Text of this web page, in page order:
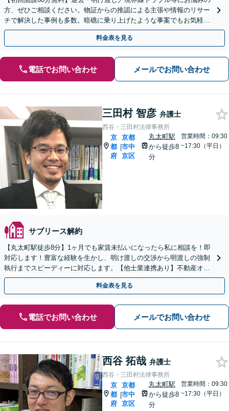
方、ぜひご相談ください。物証からの推認による主張や情報のリサー
チで解決した事例も多数。暗礁に乗り上げたような事案でもお気軽に
ご相談を【丸太町駅5分】【完全個室】【子連れＯＫ】
料金表を見る
電話でお問い合わせ メールでお問い合わせ
三田村 智彦 弁護士
西谷・三田村法律事務所
京
都
府
|
京都
市中
京区
丸太町駅
から徒歩8
分
営業時間：09:30
~17:30（平日）
サブリース解約
【丸太町駅徒歩8分】1ヶ月でも家賃未払いになったら私に相談を！即
対応します！豊富な経験を生かし、明け渡しの交渉から明渡しの強制
執行までスピーディーに対応します。【他士業連携あり】不動産オー
ナー様の力になれるようサポートします！
料金表を見る
電話でお問い合わせ メールでお問い合わせ
西谷 拓哉 弁護士
西谷・三田村法律事務所
京
都
府
|
京都
市中
京区
丸太町駅
から徒歩8
分
営業時間：09:30
~17:30（平日）